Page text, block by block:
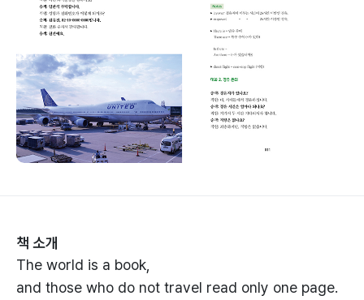
책 소개
The world is a book,
and those who do not travel read only one page.